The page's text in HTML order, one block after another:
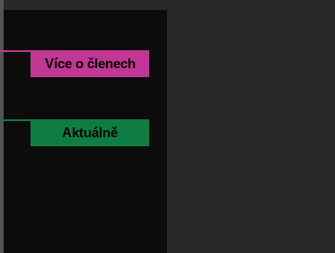
Aktuálně
Více o členech